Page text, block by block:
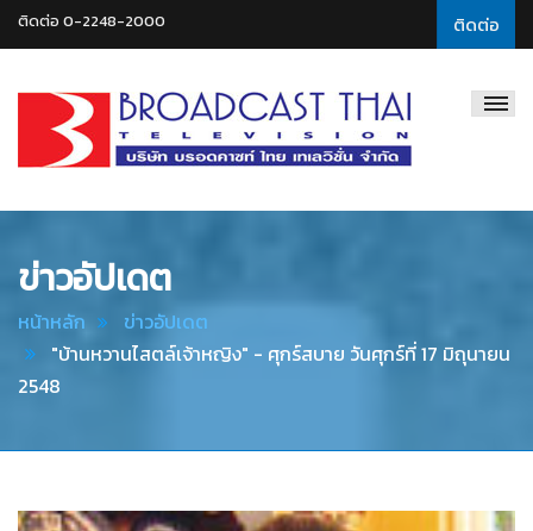
ติดต่อ
ติดต่อ 0-2248-2000
Thai
ข่าวอัปเดต
หน้าหลัก
ข่าวอัปเดต
"บ้านหวานไสตล์เจ้าหญิง" - ศุกร์สบาย วันศุกร์ที่ 17 มิถุนายน
2548